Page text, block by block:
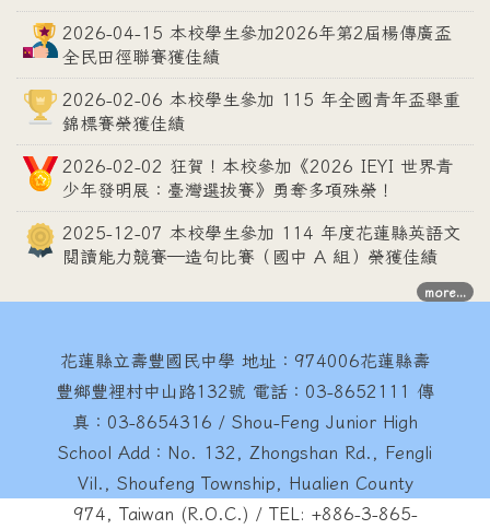
2026-04-15 本校學生參加2026年第2屆楊傳廣盃
全民田徑聯賽獲佳績
2026-02-06 本校學生參加 115 年全國青年盃舉重
錦標賽榮獲佳績
2026-02-02 狂賀！本校參加《2026 IEYI 世界青
少年發明展：臺灣選拔賽》勇奪多項殊榮！
2025-12-07 本校學生參加 114 年度花蓮縣英語文
閱讀能力競賽—造句比賽（國中 A 組）榮獲佳績
more...
花蓮縣立壽豐國民中學 地址：974006花蓮縣壽
豐鄉豐裡村中山路132號 電話：03-8652111 傳
真：03-8654316 / Shou-Feng Junior High
School Add：No. 132, Zhongshan Rd., Fengli
Vil., Shoufeng Township, Hualien County
974, Taiwan (R.O.C.) / TEL: +886-3-865-